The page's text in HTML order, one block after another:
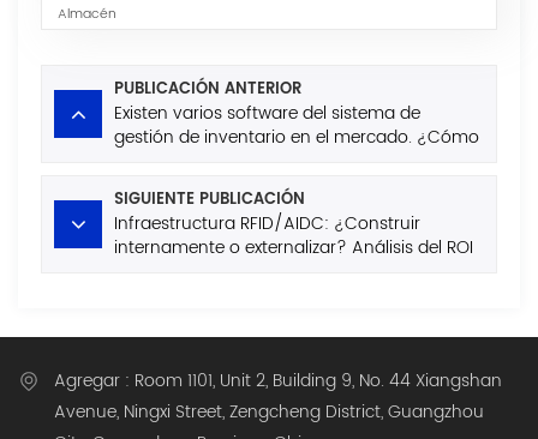
Almacén
PUBLICACIÓN ANTERIOR
Existen varios software del sistema de
gestión de inventario en el mercado. ¿Cómo
SIGUIENTE PUBLICACIÓN
Infraestructura RFID/AIDC: ¿Construir
internamente o externalizar? Análisis del ROI
Agregar : Room 1101, Unit 2, Building 9, No. 44 Xiangshan
Avenue, Ningxi Street, Zengcheng District, Guangzhou